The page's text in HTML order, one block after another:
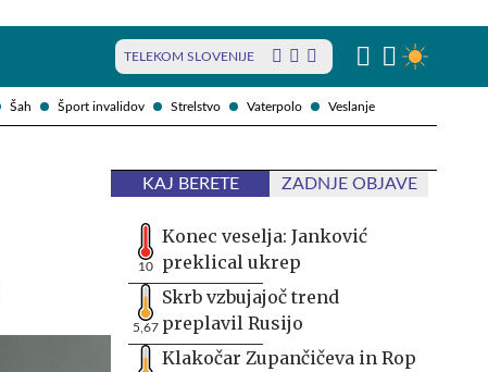
Šah Šport invalidov Strelstvo Vaterpolo Veslanje
TELEKOM SLOVENIJE
KAJ BERETE ZADNJE OBJAVE
10
Konec veselja: Janković
preklical ukrep
5,67
Skrb vzbujajoč trend
preplavil Rusijo
Klakočar Zupančičeva in Rop